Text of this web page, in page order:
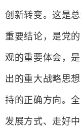
创新转变。这是
重要结论，是党
观的重要体会，
出的重大战略思
持的正确方向。
发展方式、走好